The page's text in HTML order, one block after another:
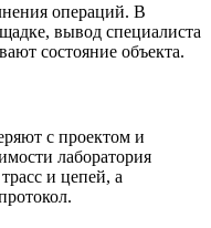
операций. В
вывод специалиста
состояние объекта.
с проектом и
лаборатория
и цепей, а